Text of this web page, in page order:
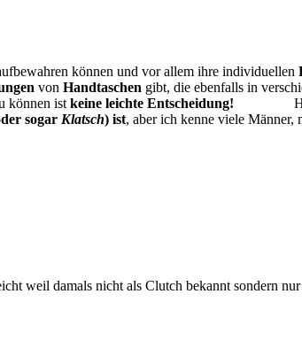
können und vor allem ihre individuellen
von Handtaschen gibt, die ebenfalls in
können ist keine leichte Entscheidung!
sogar Klatsch) ist, aber ich kenne viele Männer,
weil damals nicht als Clutch bekannt sondern nur